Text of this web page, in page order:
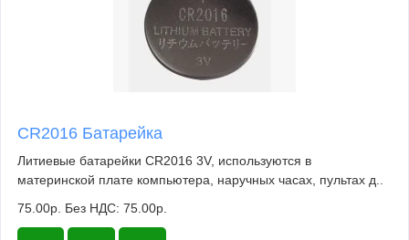
CR2016 Батарейка
Литиевые батарейки CR2016 3V, используются в
материнской плате компьютера, наручных часах, пультах д..
75.00р. Без НДС: 75.00р.